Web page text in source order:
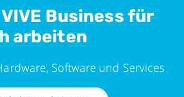
Business für
arbeiten
Software und Services